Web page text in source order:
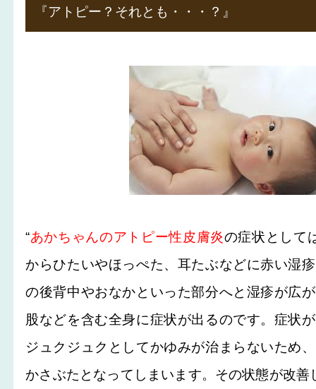
『アトピー？それとも・・・？』
“あかちゃんのアトピー性皮膚炎の症状として
からひたいやほっぺた、耳たぶなどに赤い湿
の後背中やおなかといった部分へと湿疹が広
股などを含む全身に症状が出るのです。症状
ジュクジュクとしてかゆみが治まらないため
かさぶたとなってしまいます。その状態が改善